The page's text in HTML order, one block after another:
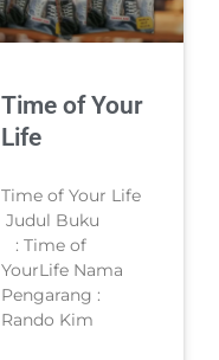
Time of Your
Life
Time of Your Life
Judul Buku
: Time of
YourLife Nama
Pengarang :
Rando Kim